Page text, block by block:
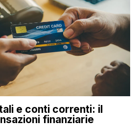
e conti correnti: il
finanziarie